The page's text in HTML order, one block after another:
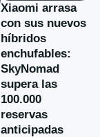
Xiaomi arrasa
con sus nuevos
híbridos
enchufables:
SkyNomad
supera las
100.000
reservas
anticipadas